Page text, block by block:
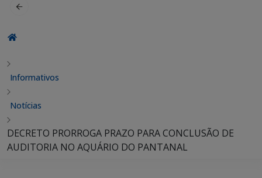
Informativos
Notícias
DECRETO PRORROGA PRAZO PARA CONCLUSÃO DE
AUDITORIA NO AQUÁRIO DO PANTANAL